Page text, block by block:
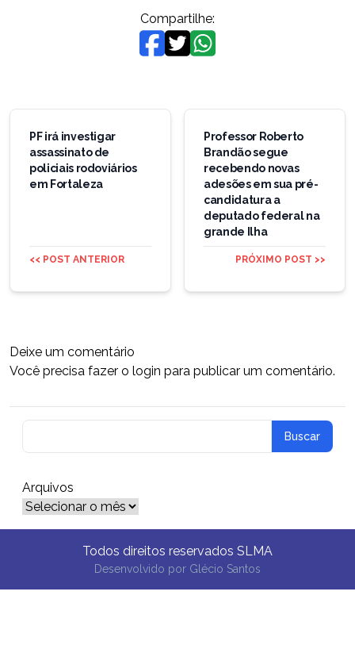
Compartilhe:
Navegação
Post
PF irá investigar
assassinato de
policiais rodoviários
em Fortaleza
<< POST ANTERIOR
Professor Roberto
Brandão segue
recebendo novas
adesões em sua pré-
candidatura a
deputado federal na
grande Ilha
PRÓXIMO POST >>
Deixe um comentário
Você precisa fazer o login para publicar um comentário.
Arquivos
Arquivos
Todos direitos reservados SLMA
Desenvolvido por Glécio Santos